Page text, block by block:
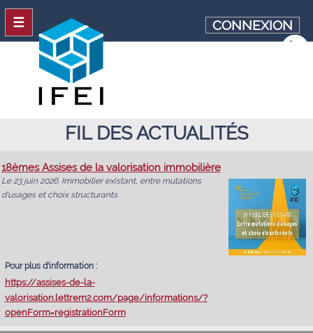
FIL DES ACTUALITÉS
18èmes Assises de la valorisation immobilière
Le 23 juin 2026. Immobilier existant, entre mutations
d'usages et choix structurants
Pour plus d'information :
https://assises-de-la-
valorisation.lettrem2.com/page/informations/?
openForm=registrationForm
CONNEXION
☰